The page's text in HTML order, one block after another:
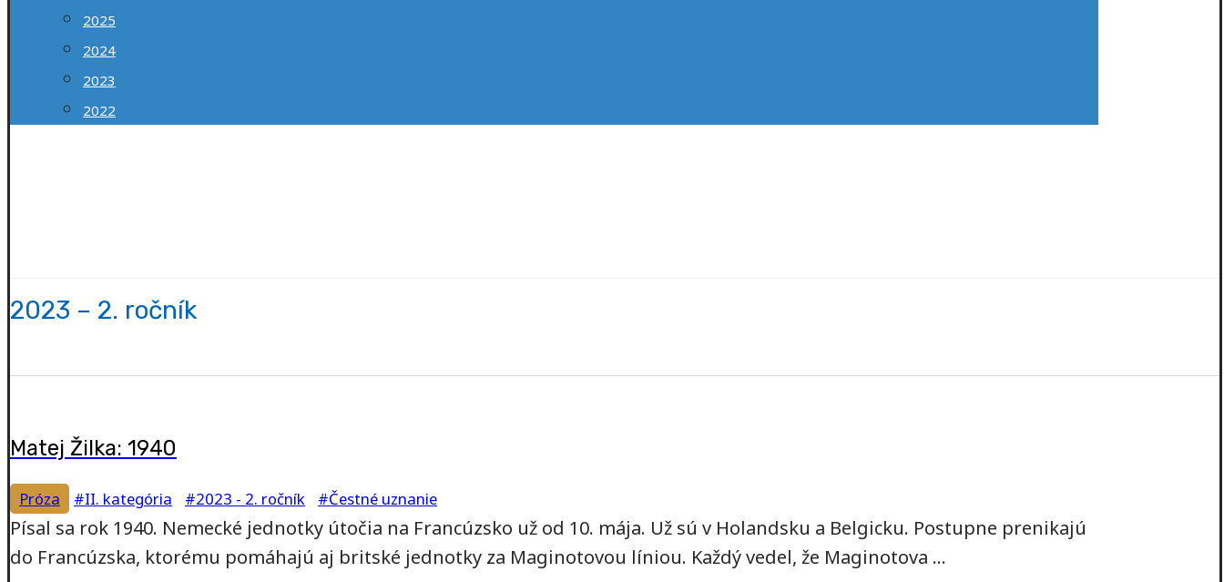
2025
2024
2023
2022
2023 – 2. ročník
Matej Žilka: 1940
Próza #II. kategória #2023 - 2. ročník #Čestné uznanie
Písal sa rok 1940. Nemecké jednotky útočia na Francúzsko už od 10. mája. Už sú v Holandsku a Belgicku. Postupne prenikajú
do Francúzska, ktorému pomáhajú aj britské jednotky za Maginotovou líniou. Každý vedel, že Maginotova ...